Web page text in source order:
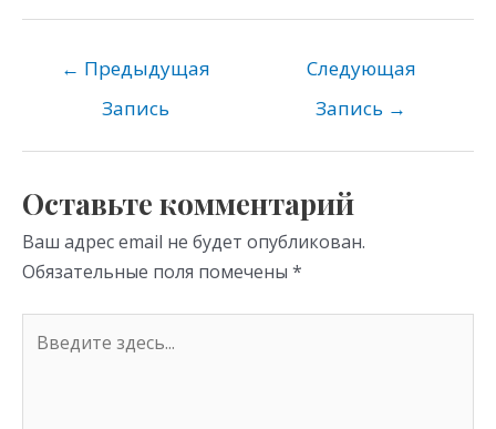
o
kl
as
ni
ki
gr
a
m p
← Предыдущая
Запись
Следующая
Запись →
Оставьте комментарий
Ваш адрес email не будет опубликован.
Обязательные поля помечены *
здесь...